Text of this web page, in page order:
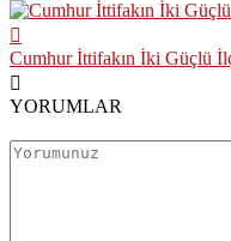
Cumhur İttifakın İki Güçlü
YORUMLAR